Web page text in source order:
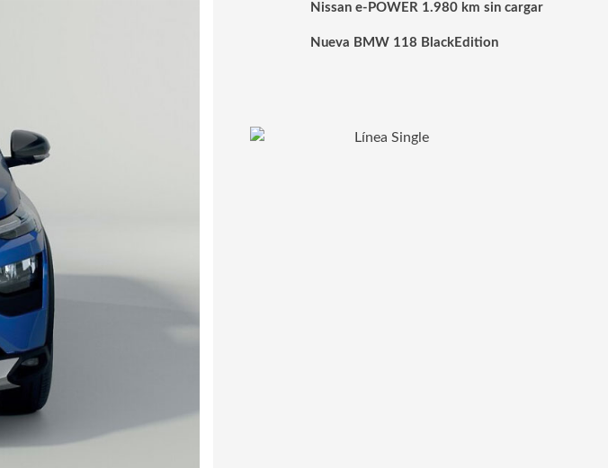
Nissan e-POWER 1.980 km sin cargar
Nueva BMW 118 BlackEdition